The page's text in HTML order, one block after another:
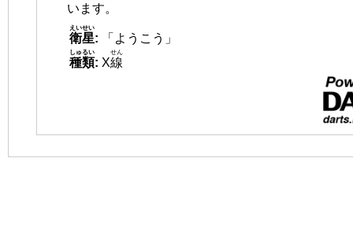
います。
衛星
えいせい
:
「ようこう」
種類
しゅるい
: X線
せん